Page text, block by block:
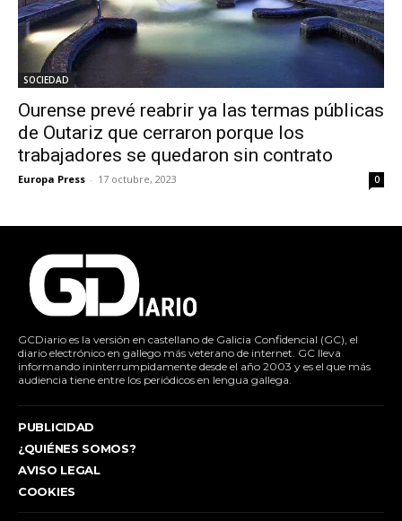
SOCIEDAD
Ourense prevé reabrir ya las termas públicas
de Outariz que cerraron porque los
trabajadores se quedaron sin contrato
Europa Press - 17 octubre, 2023 0
GCDiario es la versión en castellano de Galicia Confidencial (GC), el
diario electrónico en gallego más veterano de internet. GC lleva
informando ininterrumpidamente desde el año 2003 y es el que más
audiencia tiene entre los periódicos en lengua gallega.
PUBLICIDAD
¿QUIÉNES SOMOS?
AVISO LEGAL
COOKIES